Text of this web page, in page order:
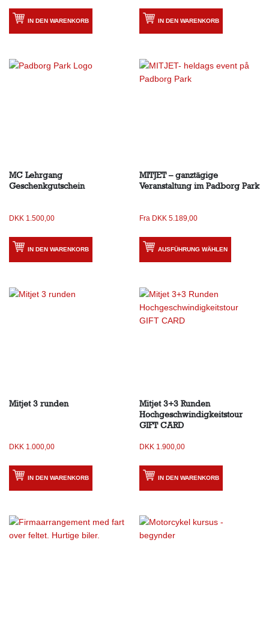
IN DEN WARENKORB IN DEN WARENKORB
MC Lehrgang
Geschenkgutschein
DKK 1.500,00
IN DEN WARENKORB
MITJET – ganztägige
Veranstaltung im Padborg Park
Fra DKK5.189,00
AUSFÜHRUNG WÄHLEN
Mitjet 3 runden
DKK 1.000,00
IN DEN WARENKORB
Mitjet 3+3 Runden
Hochgeschwindigkeitstour
GIFT CARD
DKK 1.900,00
IN DEN WARENKORB